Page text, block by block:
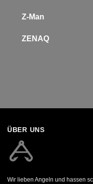
Z-Man
ZENAQ
ÜBER UNS
Wir lieben Angeln und hassen